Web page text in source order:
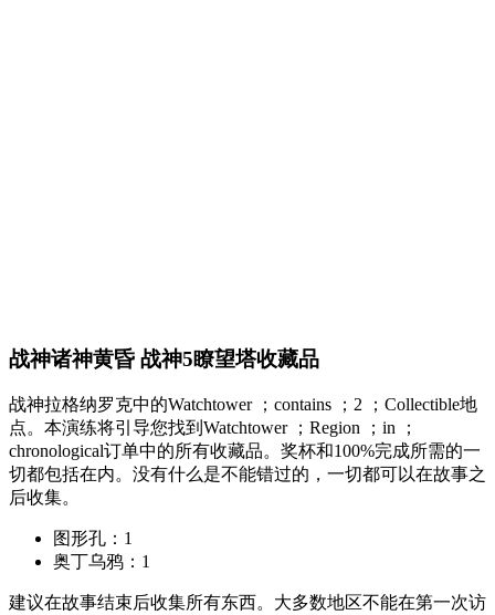
战神诸神黄昏 战神5瞭望塔收藏品
战神拉格纳罗克中的Watchtower ；contains ；2 ；Collectible地
点。本演练将引导您找到Watchtower ；Region ；in ；
chronological订单中的所有收藏品。奖杯和100%完成所需的一
切都包括在内。没有什么是不能错过的，一切都可以在故事之
后收集。
图形孔：1
奥丁乌鸦：1
建议在故事结束后收集所有东西。大多数地区不能在第一次访